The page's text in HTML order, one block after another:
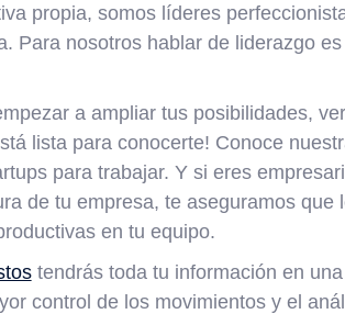
propia, somos líderes
Para nosotros hablar de liderazgo
a ampliar tus posibilidades,
lista para conocerte! Conoce
para trabajar. Y si eres
de tu empresa, te aseguramos que
en tu equipo.
tendrás toda tu información en
control de los movimientos y el